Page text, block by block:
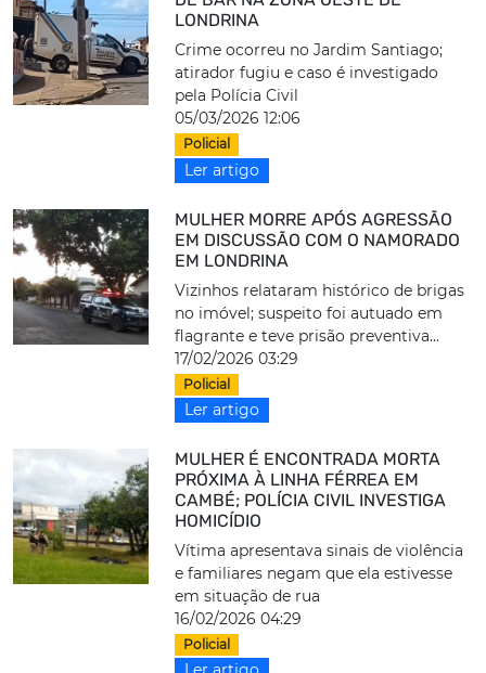
LONDRINA
Crime ocorreu no Jardim Santiago;
atirador fugiu e caso é investigado
pela Polícia Civil
05/03/2026 12:06
Policial
Ler artigo
MULHER MORRE APÓS AGRESSÃO
EM DISCUSSÃO COM O NAMORADO
EM LONDRINA
Vizinhos relataram histórico de brigas
no imóvel; suspeito foi autuado em
flagrante e teve prisão preventiva...
17/02/2026 03:29
Policial
Ler artigo
MULHER É ENCONTRADA MORTA
PRÓXIMA À LINHA FÉRREA EM
CAMBÉ; POLÍCIA CIVIL INVESTIGA
HOMICÍDIO
Vítima apresentava sinais de violência
e familiares negam que ela estivesse
em situação de rua
16/02/2026 04:29
Policial